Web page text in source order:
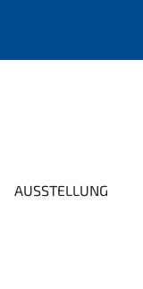
AUSSTELLUNG